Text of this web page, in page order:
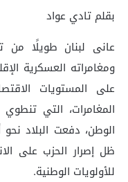
بقلم تادي عواد
عانى لبنان طويلًا من
ومغامراته العسكرية
على المستويات
المغامرات، التي
الوطن، دفعت البلاد
ظل إصرار الحزب على
للأولويات الوطنية.